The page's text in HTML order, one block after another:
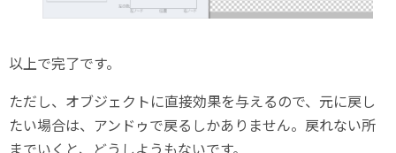
以上で完了です。
ただし、オブジェクトに直接効果を与えるので、元に戻し
たい場合は、アンドゥで戻るしかありません。戻れない所